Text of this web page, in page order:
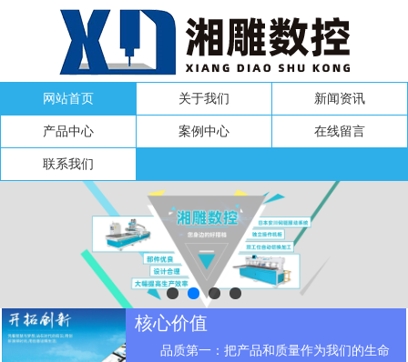
网站首页 关于我们 新闻资讯
产品中心 案例中心 在线留言
联系我们
核心价值
品质第一：把产品和质量作为我们的生命